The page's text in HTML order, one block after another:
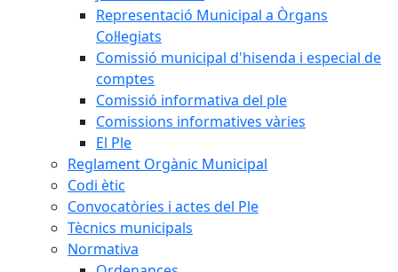
Representació Municipal a Òrgans
Col·legiats
Comissió municipal d'hisenda i especial de
comptes
Comissió informativa del ple
Comissions informatives vàries
El Ple
Reglament Orgànic Municipal
Codi ètic
Convocatòries i actes del Ple
Tècnics municipals
Normativa